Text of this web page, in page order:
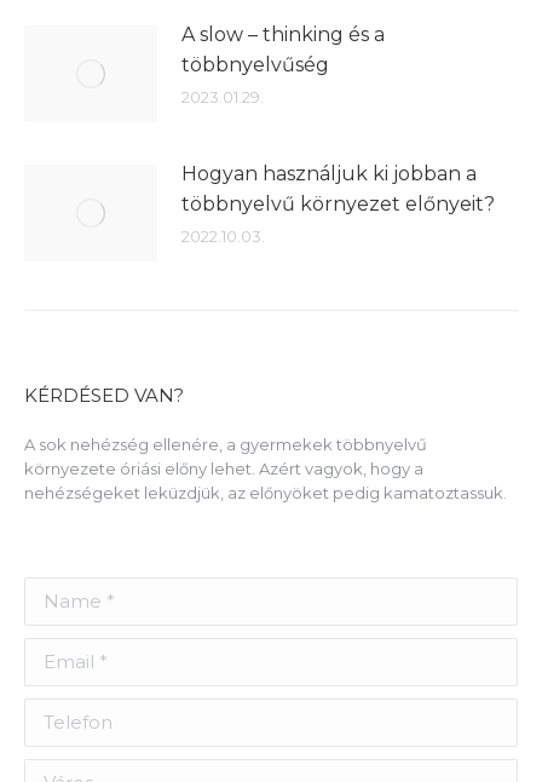
A slow – thinking és a
többnyelvűség
2023.01.29.
Hogyan használjuk ki jobban a
többnyelvű környezet előnyeit?
2022.10.03.
KÉRDÉSED VAN?
A sok nehézség ellenére, a gyermekek többnyelvű
környezete óriási előny lehet. Azért vagyok, hogy a
nehézségeket leküzdjük, az előnyöket pedig kamatoztassuk.